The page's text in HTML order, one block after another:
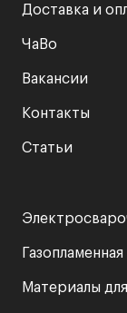
Доставка и
ЧаВо
Вакансии
Контакты
Статьи
Материалы